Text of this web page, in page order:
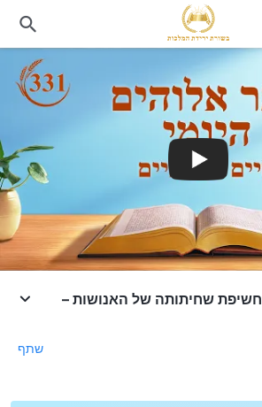
חשיפת שחיתותה של האנושות –
שתף